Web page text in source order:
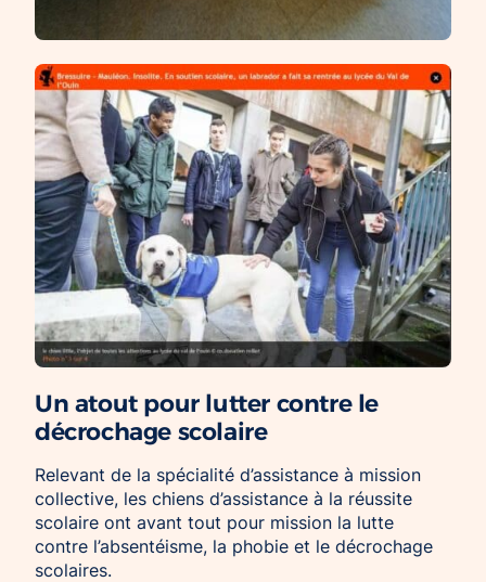
Un atout pour lutter contre le
décrochage scolaire
Relevant de la spécialité d’assistance à mission
collective, les chiens d’assistance à la réussite
scolaire ont avant tout pour mission la lutte
contre l’absentéisme, la phobie et le décrochage
scolaires.